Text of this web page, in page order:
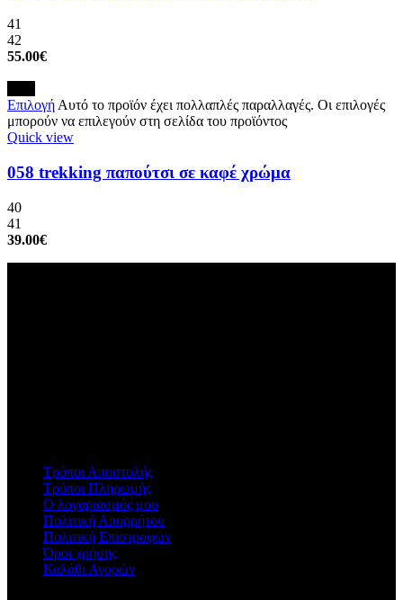
41
42
55.00€
Επιλογή Αυτό το προϊόν έχει πολλαπλές παραλλαγές. Οι επιλογές
μπορούν να επιλεγούν στη σελίδα του προϊόντος
Quick view
058 trekking παπούτσι σε καφέ χρώμα
40
41
39.00€
Τρόποι Αποστολής
Τρόποι Πληρωμής
Ο λογαριασμός μου
Πολιτική Απορρήτου
Πολιτική Επιστροφών
Όροι χρήσης
Καλάθι Αγορών